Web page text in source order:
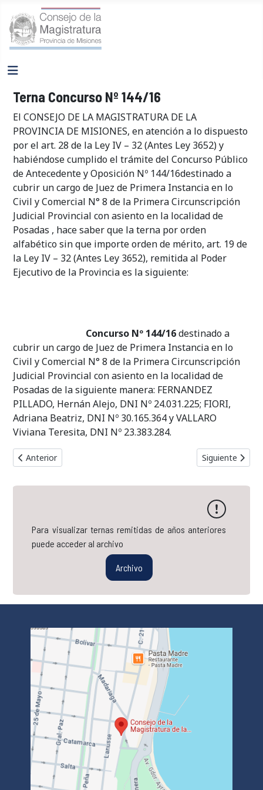
Terna Concurso Nº 144/16
El CONSEJO DE LA MAGISTRATURA DE LA
PROVINCIA DE MISIONES, en atención a lo dispuesto
por el art. 28 de la Ley IV – 32 (Antes Ley 3652) y
habiéndose cumplido el trámite del Concurso Público
de Antecedente y Oposición Nº 144/16destinado a
cubrir un cargo de Juez de Primera Instancia en lo
Civil y Comercial N° 8 de la Primera Circunscripción
Judicial Provincial con asiento en la localidad de
Posadas , hace saber que la terna por orden
alfabético sin que importe orden de mérito, art. 19 de
la Ley IV – 32 (Antes Ley 3652), remitida al Poder
Ejecutivo de la Provincia es la siguiente:
Concurso Nº 144/16destinado a
cubrir un cargo de Juez de Primera Instancia en lo
Civil y Comercial N° 8 de la Primera Circunscripción
Judicial Provincial con asiento en la localidad de
Posadas de la siguiente manera: FERNANDEZ
PILLADO, Hernán Alejo, DNI Nº 24.031.225; FIORI,
Adriana Beatriz, DNI Nº 30.165.364 y VALLARO
Viviana Teresita, DNI Nº 23.383.284.
Artículo anterior: Terna Concurso Nº 145/16
Anterior Artículo
Siguiente
Para visualizar ternas remitidas de años anteriores
puede acceder al archivo
Archivo